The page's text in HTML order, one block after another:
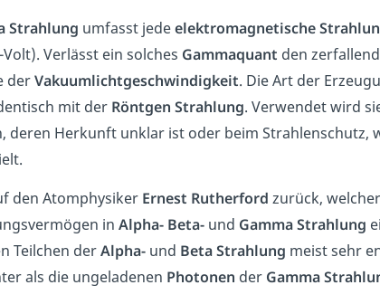
Strahlung umfasst jedeelektromagnetische
Verlässt ein solches Gammaquant den
derVakuumlichtgeschwindigkeit. Die Art der
mit der Röntgen Strahlung. Verwendet wird
deren Herkunft unklar ist oder beim Strahlenschutz,
den Atomphysiker Ernest Rutherford zurück,
in Alpha- Beta-und Gamma Strahlung
Teilchen derAlpha-und Beta Strahlung meist sehr
als die ungeladenen Photonen der Gamma